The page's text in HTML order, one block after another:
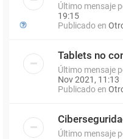
Último mensaje
19:15
Publicado en
Tablets no
Último mensaje
Nov 2021, 11:13
Publicado en
Último mensaje